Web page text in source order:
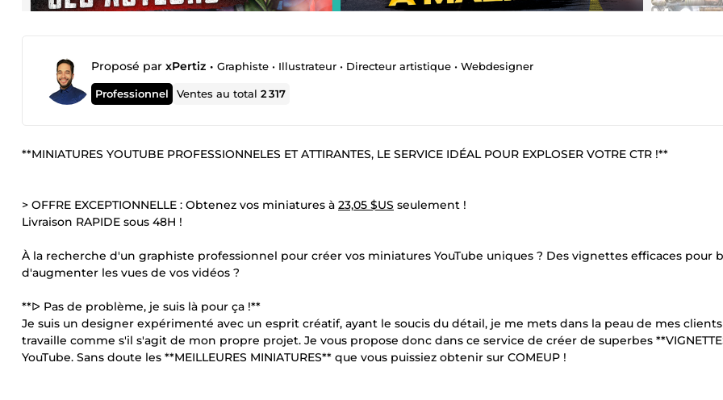
Proposé par xPertiz • Graphiste • Illustrateur • Directeur artistique • Webdesigner
Professionnel Ventes au total2 317
**MINIATURES YOUTUBE PROFESSIONNELES ET ATTIRANTES, LE SERVICE IDÉAL POUR EXPLOSER VOTRE CTR !**
> OFFRE EXCEPTIONNELLE : Obtenez vos miniatures à 23,05 $US seulement !
Livraison RAPIDE sous 48H !
À la recherche d'un graphiste professionnel pour créer vos miniatures YouTube uniques ? Des vignettes efficaces pour
d'augmenter les vues de vos vidéos ?
**ᐅ Pas de problème, je suis là pour ça !**
Je suis un designer expérimenté avec un esprit créatif, ayant le soucis du détail, je me mets dans la peau de mes
travaille comme s'il s'agit de mon propre projet. Je vous propose donc dans ce service de créer de superbes
YouTube. Sans doute les **MEILLEURES MINIATURES** que vous puissiez obtenir sur COMEUP !